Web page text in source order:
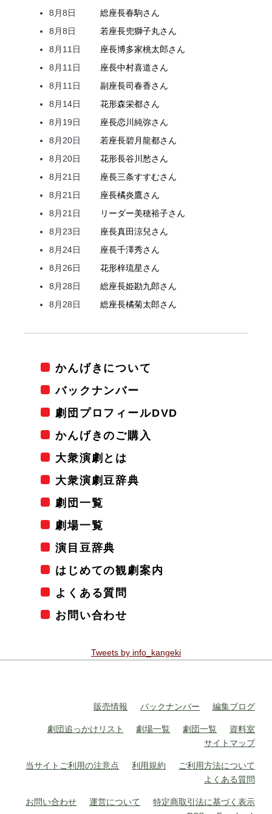
8月8日
総座長春駒さん
8月8日
若座長兜獅子丸さん
8月11日
座長博多家桃太郎さん
8月11日
座長中村喜道さん
8月11日
副座長司春香さん
8月14日
花形森栄都さん
8月19日
座長恋川純弥さん
8月20日
若座長碧月龍都さん
8月20日
花形長谷川愁さん
8月21日
座長三条すすむさん
8月21日
座長橘炎鷹さん
8月21日
リーダー美穂裕子さん
8月23日
座長真田涼兒さん
8月24日
座長千澤秀さん
8月26日
花形梓琉星さん
8月28日
総座長姫勘九郎さん
8月28日
総座長橘菊太郎さん
かんげきについて
バックナンバー
劇団プロフィールDVD
かんげきのご購入
大衆演劇とは
大衆演劇豆辞典
劇団一覧
劇場一覧
演目豆辞典
はじめての観劇案内
よくある質問
お問い合わせ
Tweets by info_kangeki
販売情報 バックナンバー 編集ブログ
劇団追っかけリスト 劇場一覧 劇団一覧
資料室
サイトマップ
当サイトご利用の注意点 利用規約
ご利用方法について
よくある質問
お問い合わせ 運営について
特定商取引法に基づく表示